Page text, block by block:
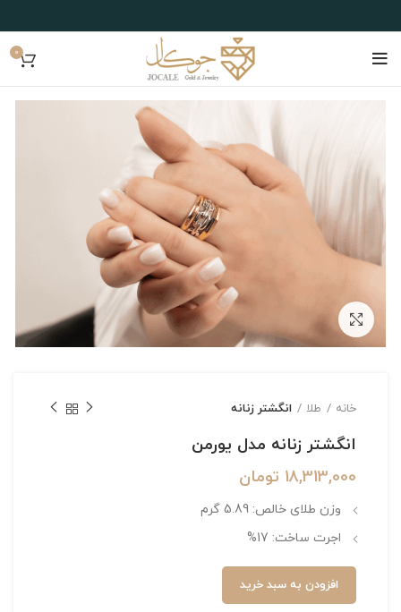
0
بزرگنمایی تصویر
خانه طلا انگشتر زنانه
انگشتر زنانه مدل یورمن
18,313,000 تومان
وزن طلای خالص: 5.89 گرم
اجرت ساخت: 17%
افزودن به سبد خرید